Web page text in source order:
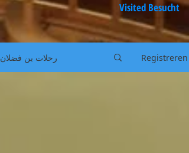
Visited Besucht
رحلات بن فضلان Registreren